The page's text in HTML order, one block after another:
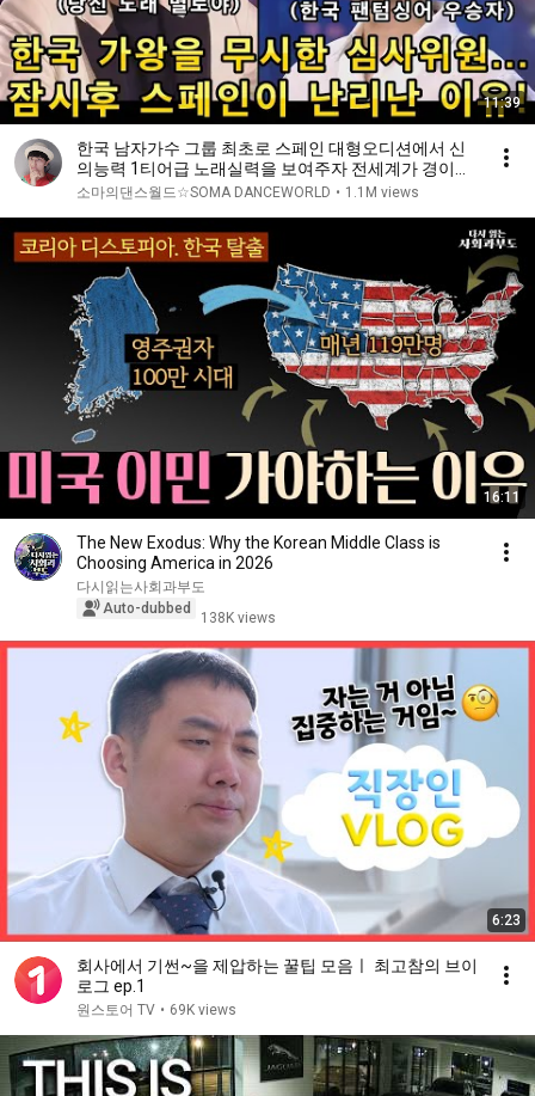
11:39
한국 남자가수 그룹 최초로 스페인 대형오디션에서 신
의능력 1티어급 노래실력을 보여주자 전세계가 경이롭
다며 기립박수!(해외반응)ㅣ스페인 갓탤런트 GOT
소마의댄스월드☆SOMA DANCEWORLD • 1.1M views
16:11
The New Exodus: Why the Korean Middle Class is
Choosing America in 2026
다시읽는사회과부도
Auto-dubbed
138K views
6:23
회사에서 기썬~을 제압하는 꿀팁 모음ㅣ 최고참의 브이
로그 ep.1
원스토어 TV • 69K views